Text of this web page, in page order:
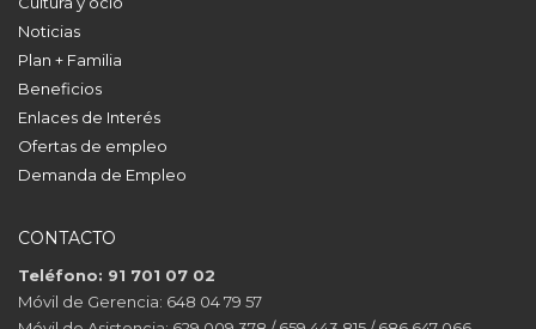
Noticias
Plan + Familia
Beneficios
Enlaces de Interés
Ofertas de empleo
Demanda de Empleo
CONTACTO
Teléfono: 91 701 07 02
Móvil de Gerencia: 648 04 79 57